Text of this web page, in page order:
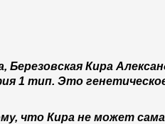
Кира
1 тип. Это
что Кира не может